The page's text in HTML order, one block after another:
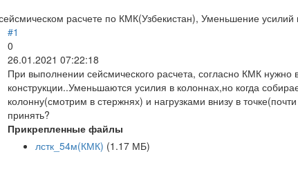
расчете по КМК(Узбекистан), Уменьшение усилий
#1
0
26.01.2021 07:22:18
При выполнении сейсмического расчета, согласно КМК
конструкции..Уменьшаются усилия в колоннах,но когда
колонну(смотрим в стержнях) и нагрузками внизу в
принять?
Прикрепленные файлы
лстк_54м(КМК) (1.17 МБ)